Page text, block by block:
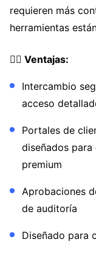
requieren más
herramientas
👍🏼 Ventajas:
Intercambio
acceso
Portales de
diseñados
premium
Aprobaciones
de auditoría
Diseñado para